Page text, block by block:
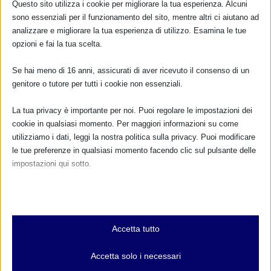
CALENDARIO EVENTI
Non ci sono eventi
TUTTI GLI EVENTI
FARMACI IN ALLATTAMENTO E
GRAVIDANZA
Maggiori informazioni
Questo sito utilizza i cookie per migliorare la tua esperienza. Alcuni
sono essenziali per il funzionamento del sito, mentre altri ci aiutano ad
analizzare e migliorare la tua esperienza di utilizzo. Esamina le tue
opzioni e fai la tua scelta.
Se hai meno di 16 anni, assicurati di aver ricevuto il consenso di un
genitore o tutore per tutti i cookie non essenziali.
La tua privacy è importante per noi. Puoi regolare le impostazioni dei
cookie in qualsiasi momento. Per maggiori informazioni su come
utilizziamo i dati, leggi la nostra politica sulla privacy. Puoi modificare
le tue preferenze in qualsiasi momento facendo clic sul pulsante delle
impostazioni qui sotto.
Essenziali
I cookie e i servizi essenziali abilitano le funzioni di base e sono
e servizi non richiedono il consenso dell'utente secondo il GDPR.
Accetta tutto
Accetta solo i necessari